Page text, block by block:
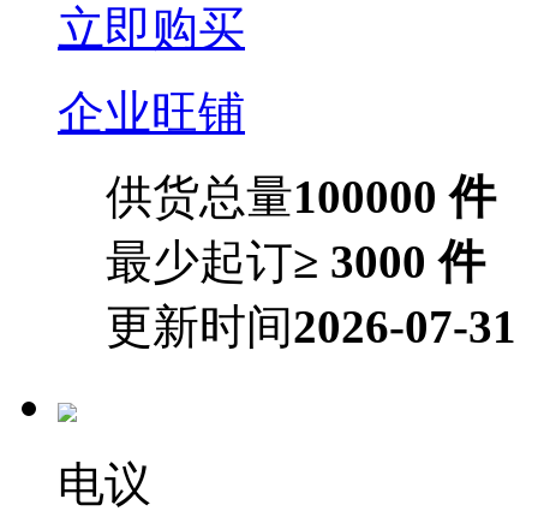
立即购买
企业旺铺
供货总量100000 件
最少起订≥ 3000 件
更新时间2026-07-31
电议